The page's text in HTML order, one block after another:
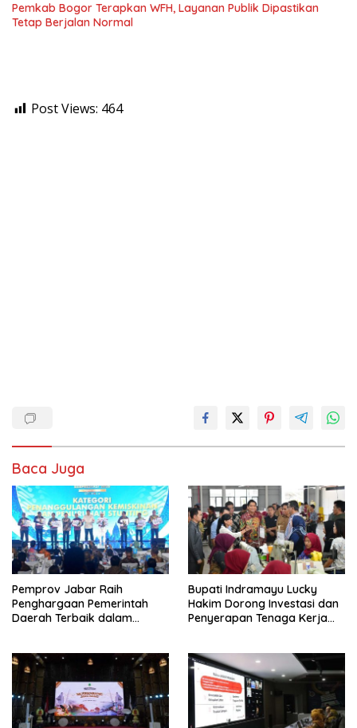
Pemkab Bogor Terapkan WFH, Layanan Publik Dipastikan
Tetap Berjalan Normal
Post Views: 464
Baca Juga
Pemprov Jabar Raih
Penghargaan Pemerintah
Daerah Terbaik dalam
Bupati Indramayu Lucky
Hakim Dorong Investasi dan
Penyerapan Tenaga Kerja